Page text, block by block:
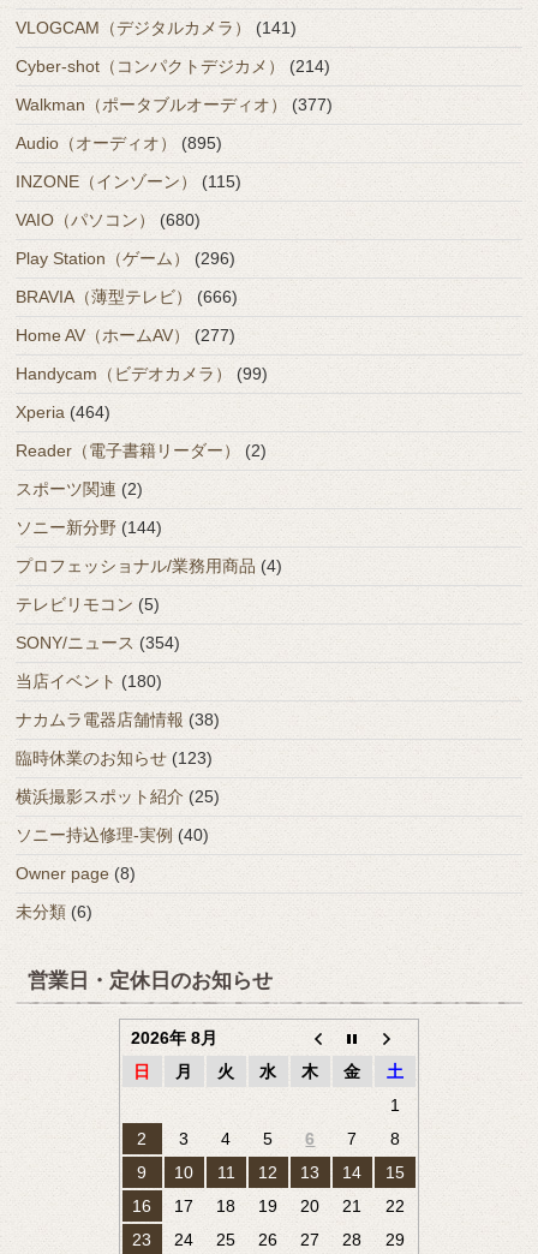
VLOGCAM（デジタルカメラ）
(141)
Cyber-shot（コンパクトデジカメ）
(214)
Walkman（ポータブルオーディオ）
(377)
Audio（オーディオ）
(895)
INZONE（インゾーン）
(115)
VAIO（パソコン）
(680)
Play Station（ゲーム）
(296)
BRAVIA（薄型テレビ）
(666)
Home AV（ホームAV）
(277)
Handycam（ビデオカメラ）
(99)
Xperia (464)
Reader（電子書籍リーダー）
(2)
スポーツ関連 (2)
ソニー新分野 (144)
プロフェッショナル/業務用商品 (4)
テレビリモコン (5)
SONY/ニュース (354)
当店イベント (180)
ナカムラ電器店舗情報 (38)
臨時休業のお知らせ (123)
横浜撮影スポット紹介 (25)
ソニー持込修理-実例 (40)
Owner page (8)
未分類 (6)
営業日・定休日のお知らせ
2026年 8月
日
月 火 水 木 金
土
1
2
3 4 5 6 7
8
9
10 11 12 13 14
15
16
17 18 19 20 21
22
23
24 25 26 27 28
29